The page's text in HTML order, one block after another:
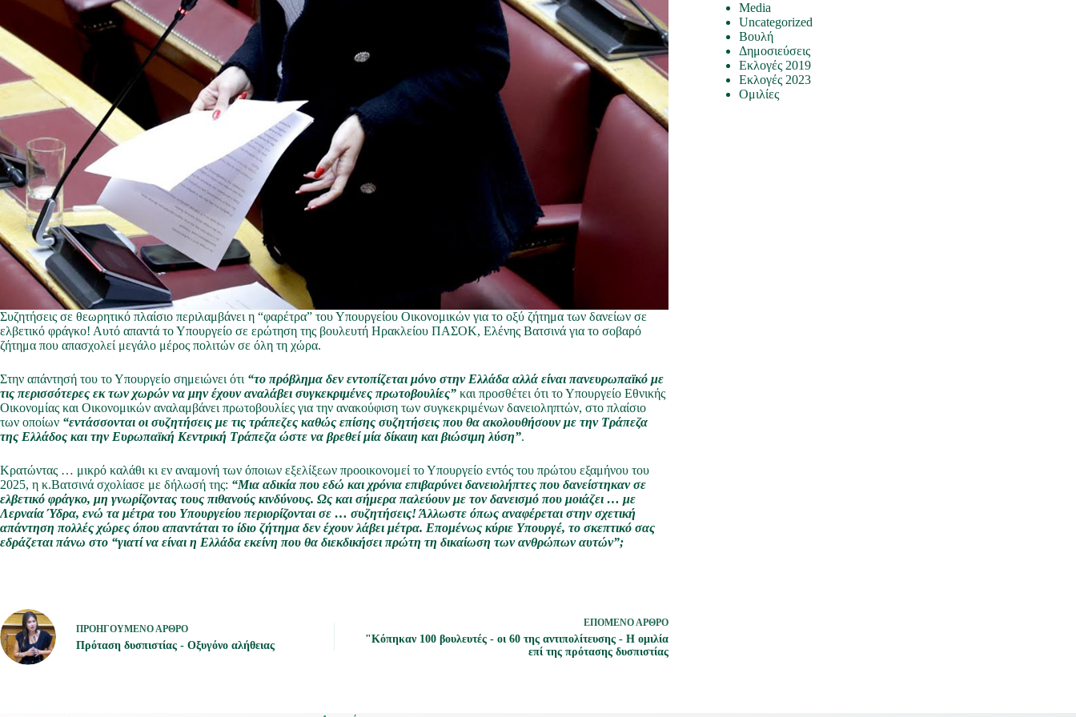
Συζητήσεις σε θεωρητικό πλαίσιο περιλαμβάνει η “φαρέτρα” του Υπουργείου Οικονομικών για το οξύ ζήτημα των δανείων σε
ελβετικό φράγκο! Αυτό απαντά το Υπουργείο σε ερώτηση της βουλευτή Ηρακλείου ΠΑΣΟΚ, Ελένης Βατσινά για το σοβαρό
ζήτημα που απασχολεί μεγάλο μέρος πολιτών σε όλη τη χώρα.
Στην απάντησή του το Υπουργείο σημειώνει ότι “το πρόβλημα δεν εντοπίζεται μόνο στην Ελλάδα αλλά είναι πανευρωπαϊκό με
τις περισσότερες εκ των χωρών να μην έχουν αναλάβει συγκεκριμένες πρωτοβουλίες” και προσθέτει ότι το Υπουργείο Εθνικής
Οικονομίας και Οικονομικών αναλαμβάνει πρωτοβουλίες για την ανακούφιση των συγκεκριμένων δανειοληπτών, στο πλαίσιο
των οποίων “εντάσσονται οι συζητήσεις με τις τράπεζες καθώς επίσης συζητήσεις που θα ακολουθήσουν με την Τράπεζα
της Ελλάδος και την Ευρωπαϊκή Κεντρική Τράπεζα ώστε να βρεθεί μία δίκαιη και βιώσιμη λύση”.
Κρατώντας … μικρό καλάθι κι εν αναμονή των όποιων εξελίξεων προοικονομεί το Υπουργείο εντός του πρώτου εξαμήνου του
2025, η κ.Βατσινά σχολίασε με δήλωσή της: “Μια αδικία που εδώ και χρόνια επιβαρύνει δανειολήπτες που δανείστηκαν σε
ελβετικό φράγκο, μη γνωρίζοντας τους πιθανούς κινδύνους. Ως και σήμερα παλεύουν με τον δανεισμό που μοιάζει … με
Λερναία Ύδρα, ενώ τα μέτρα του Υπουργείου περιορίζονται σε … συζητήσεις! Άλλωστε όπως αναφέρεται στην σχετική
απάντηση πολλές χώρες όπου απαντάται το ίδιο ζήτημα δεν έχουν λάβει μέτρα. Επομένως κύριε Υπουργέ, το σκεπτικό σας
εδράζεται πάνω στο “γιατί να είναι η Ελλάδα εκείνη που θα διεκδικήσει πρώτη τη δικαίωση των ανθρώπων αυτών”;
ΠΡΟΗΓΟΎΜΕΝΟΆΡΘΡΟ
Πρόταση δυσπιστίας - Οξυγόνο αλήθειας
ΕΠΌΜΕΝΟΆΡΘΡΟ
"Κόπηκαν 100 βουλευτές - οι 60 της αντιπολίτευσης - Η ομιλία
επί της πρότασης δυσπιστίας
Media
Uncategorized
Βουλή
Δημοσιεύσεις
Εκλογές 2019
Εκλογές 2023
Ομιλίες